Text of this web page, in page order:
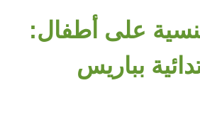
على أطفال: